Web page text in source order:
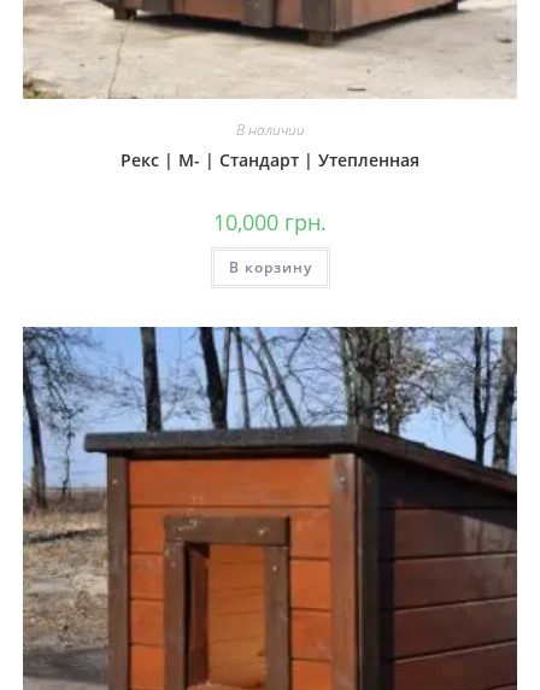
В наличии
Рекс | М- | Стандарт | Утепленная
10,000 грн.
В корзину